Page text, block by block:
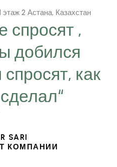
спросят ,
добился
как
SARI
КОМПАНИИ
2 Астана, Казахстан